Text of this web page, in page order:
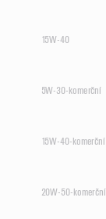
15W-40
5W-30-komerční
15W-40-komerční
20W-50-komerční